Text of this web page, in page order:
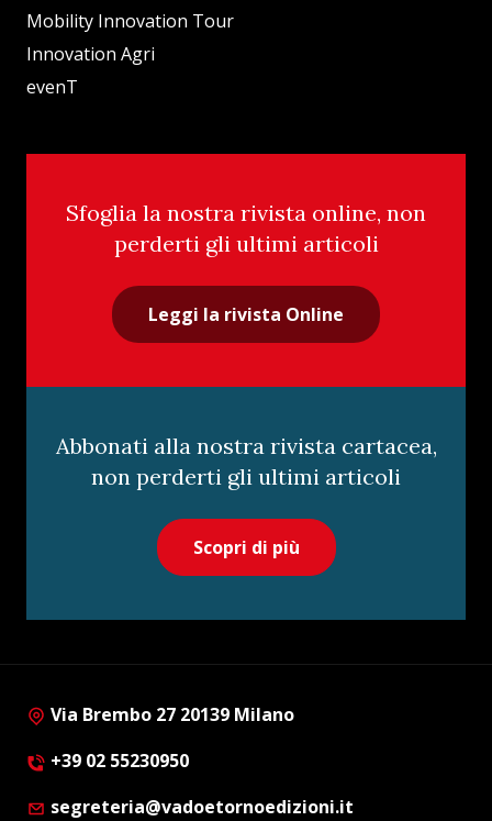
Mobility Innovation Tour
Innovation Agri
evenT
Sfoglia la nostra rivista online, non
perderti gli ultimi articoli
Leggi la rivista Online
Abbonati alla nostra rivista cartacea,
non perderti gli ultimi articoli
Scopri di più
Via Brembo 27 20139 Milano
+39 02 55230950
segreteria@vadoetornoedizioni.it